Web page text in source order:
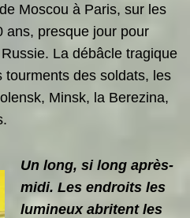
Moscou à Paris, sur les
ans, presque jour pour
La débâcle tragique
tourments des soldats, les
Minsk, la Berezina,
Un long, si long après-
midi. Les endroits les
lumineux abritent les